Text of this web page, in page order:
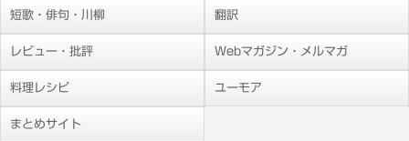
短歌・俳句・川柳 翻訳
レビュー・批評 Webマガジン・メルマガ
料理レシピ ユーモア
まとめサイト